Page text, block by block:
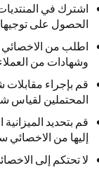
اشترك في
الحصول على
اطلب من الاخصائي
وشهادات من
قم بإجراء
المحتملين لقياس
قم بتحديد
إليها من الاخصائي
لا تحتكم إلى